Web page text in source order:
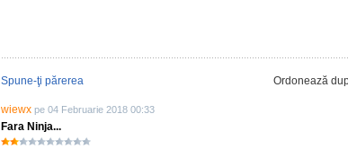
Spune-ţi părerea Ordonează
wiewx pe 04 Februarie 2018 00:33
Fara Ninja...